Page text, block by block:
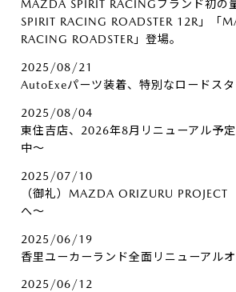
MAZDA SPIRIT RACINGブランド初の
SPIRIT RACING ROADSTER 12R」「
RACING ROADSTER」登場。
2025/08/21
AutoExeパーツ装着、特別なロードスタ
2025/08/04
東住吉店、2026年8月リニューアル予
中～
2025/07/10
（御礼）MAZDA ORIZURU
へ～
2025/06/19
香里ユーカーランド全面リニューアルオ
2025/06/12